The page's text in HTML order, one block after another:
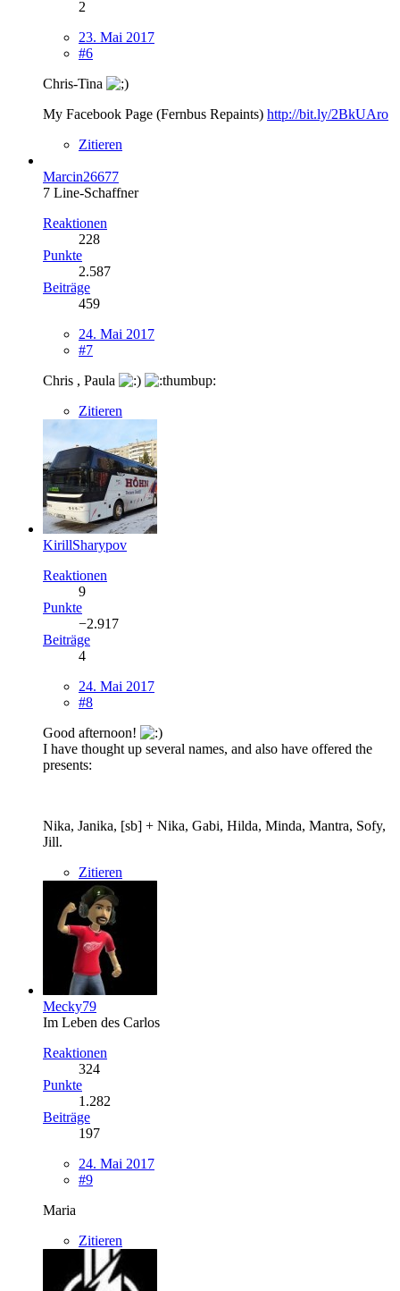
2
23. Mai 2017
#6
Chris-Tina
My Facebook Page (Fernbus Repaints) http://bit.ly/2BkUAro
Zitieren
Marcin26677
7 Line-Schaffner
Reaktionen
228
Punkte
2.587
Beiträge
459
24. Mai 2017
#7
Chris , Paula
Zitieren
KirillSharypov
Reaktionen
9
Punkte
−2.917
Beiträge
4
24. Mai 2017
#8
Good afternoon!
I have thought up several names, and also have offered the
presents:
Nika, Janika, [sb] + Nika, Gabi, Hilda, Minda, Mantra, Sofy,
Jill.
Zitieren
Mecky79
Im Leben des Carlos
Reaktionen
324
Punkte
1.282
Beiträge
197
24. Mai 2017
#9
Maria
Zitieren